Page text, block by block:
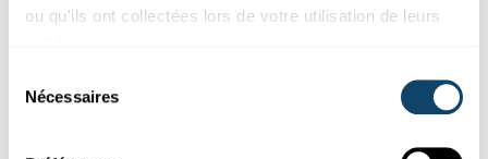
ou qu'ils ont collectées lors de votre utilisation de leurs
Nécessaires
PORTRAIT
Des scientifiques du Luxembourg Institute of Health (LIH) ont